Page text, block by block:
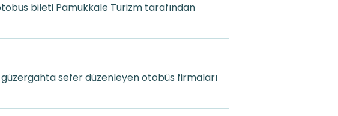
bileti Pamukkale Turizm tarafından
sefer düzenleyen otobüs firmaları